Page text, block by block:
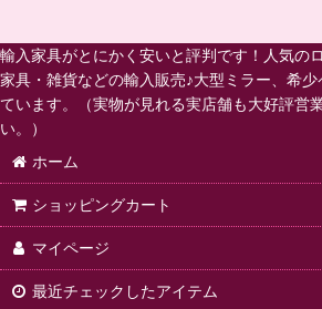
輸入家具がとにかく安いと評判です！人気の
家具・雑貨などの輸入販売♪大型ミラー、希
ています。（実物が見れる実店舗も大好評営
い。）
ホーム
ショッピングカート
マイページ
最近チェックしたアイテム